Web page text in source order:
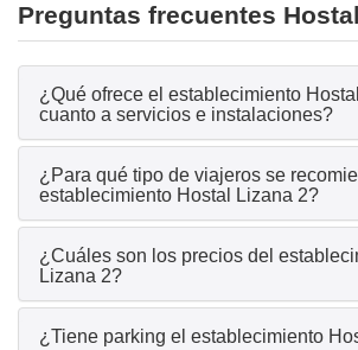
Preguntas frecuentes
¿Qué ofrece el establecimiento
cuanto a servicios e instalaciones?
¿Para qué tipo de viajeros se
establecimiento Hostal Lizana 2?
¿Cuáles son los precios del
Lizana 2?
¿Tiene parking el establecimiento